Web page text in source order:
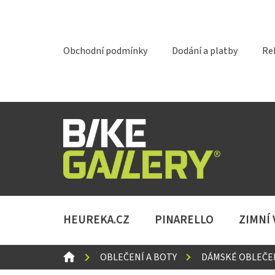
Obchodní podmínky Dodání a platby
HEUREKA.CZ PINARELLO ZIMNÍ
DOMŮOBLEČENÍ A BOTY DÁMSKÉ